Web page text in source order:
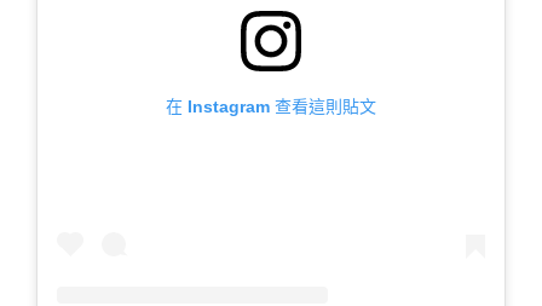
在 Instagram 查看這則貼文